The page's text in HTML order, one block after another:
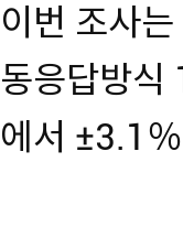
이번 조사
동응답방식
에서 ±3.1